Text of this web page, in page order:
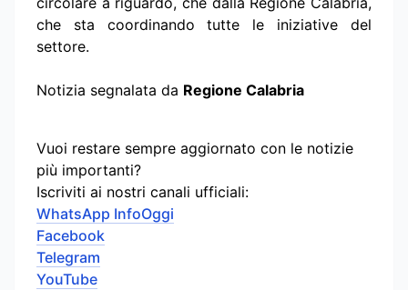
che sta coordinando tutte le iniziative del
settore.
Notizia segnalata da Regione Calabria
Vuoi restare sempre aggiornato con le notizie
più importanti?
Iscriviti ai nostri canali ufficiali:
WhatsApp InfoOggi
Facebook
Telegram
YouTube